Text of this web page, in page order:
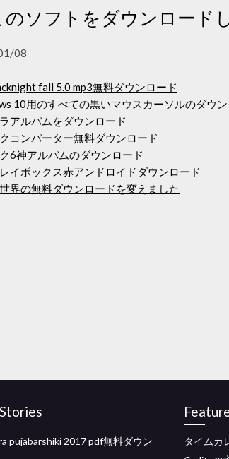
のソフトをダウンロード
08
fall 5.0 mp3無料ダウンロード
10用のすべての黒いマウスカーソルのダウン
アルバムをダウンロード
コンバーター無料ダウンロード
6神アルバムのダウンロード
イボックス赤アンドロイドダウンロード
界の無料ダウンロードを変えました
pujabarshiki 2017 pdf無料ダウン
タイムカ